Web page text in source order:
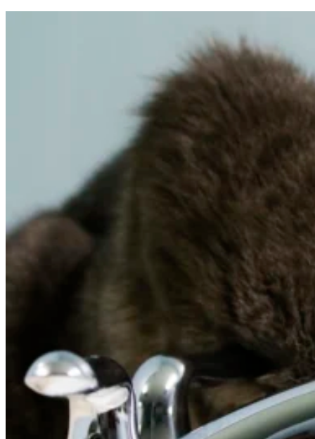
gromadząc i zgłaszając
Marketing
Marketingowe pliki cookie
istotne i interesujące dla
Nieklasyfikowane
Nieklasyfikowane pliki cookie, to